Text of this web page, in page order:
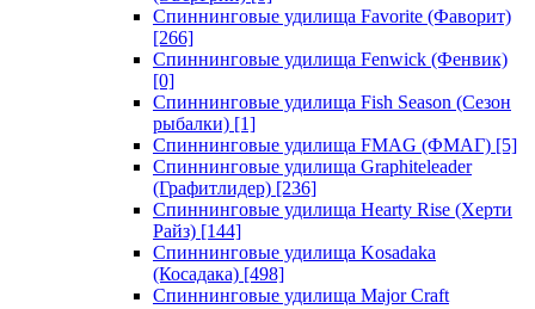
Спиннинговые удилища Favorite (Фаворит)
[266]
Спиннинговые удилища Fenwick (Фенвик)
[0]
Спиннинговые удилища Fish Season (Сезон
рыбалки) [1]
Спиннинговые удилища FMAG (ФМАГ) [5]
Спиннинговые удилища Graphiteleader
(Графитлидер) [236]
Спиннинговые удилища Hearty Rise (Херти
Райз) [144]
Спиннинговые удилища Kosadaka
(Косадака) [498]
Спиннинговые удилища Major Craft